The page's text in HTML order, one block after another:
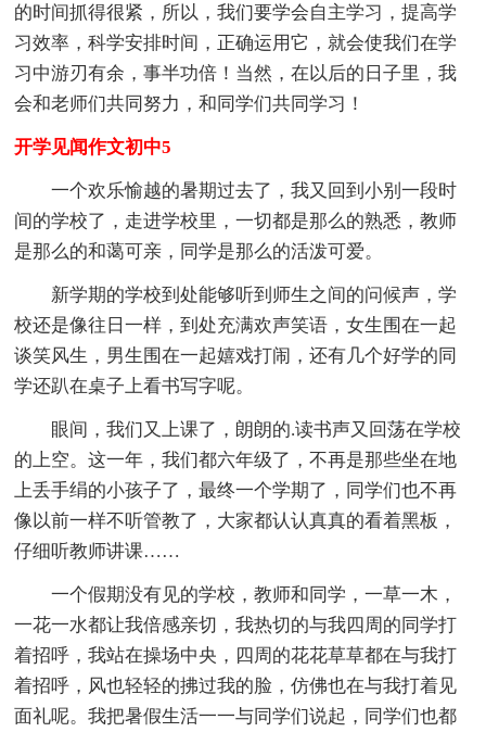
的时间抓得很紧，所以，我们要学会自主学习，提高学
习效率，科学安排时间，正确运用它，就会使我们在学
习中游刃有余，事半功倍！当然，在以后的日子里，我
会和老师们共同努力，和同学们共同学习！
开学见闻作文初中5
一个欢乐愉越的暑期过去了，我又回到小别一段时
间的学校了，走进学校里，一切都是那么的熟悉，教师
是那么的和蔼可亲，同学是那么的活泼可爱。
新学期的学校到处能够听到师生之间的问候声，学
校还是像往日一样，到处充满欢声笑语，女生围在一起
谈笑风生，男生围在一起嬉戏打闹，还有几个好学的同
学还趴在桌子上看书写字呢。
眼间，我们又上课了，朗朗的.读书声又回荡在学校
的上空。这一年，我们都六年级了，不再是那些坐在地
上丢手绢的小孩子了，最终一个学期了，同学们也不再
像以前一样不听管教了，大家都认认真真的看着黑板，
仔细听教师讲课……
一个假期没有见的学校，教师和同学，一草一木，
一花一水都让我倍感亲切，我热切的与我四周的同学打
着招呼，我站在操场中央，四周的花花草草都在与我打
着招呼，风也轻轻的拂过我的脸，仿佛也在与我打着见
面礼呢。我把暑假生活一一与同学们说起，同学们也都